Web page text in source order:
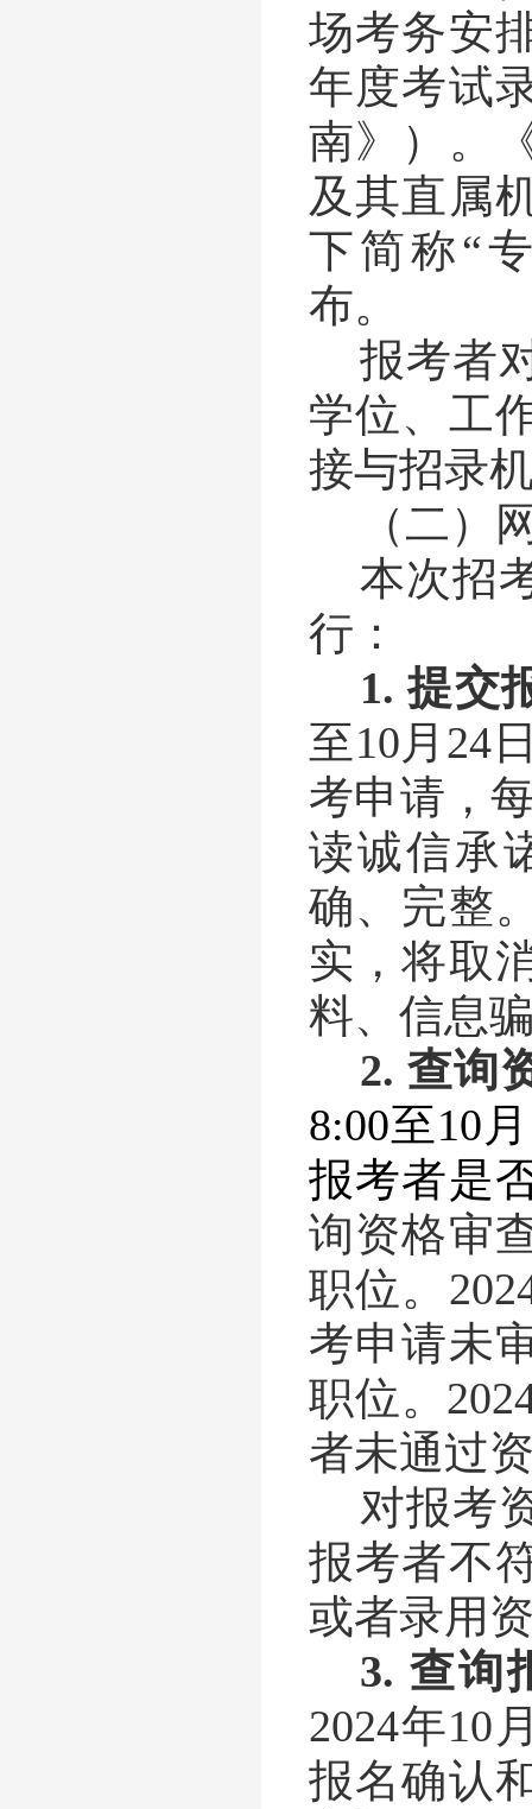
场考务安
年度考试
南》）。
及其直属
下简称“
布。
报考者
学位、工
接与招录
（二）
本次招
行：
1.提交
至10月 24
考申请，
读诚信承
确、完整
实，将取
料、信息
2. 查询
8:00至10 月
报考者是
询资格审
职位。
考申请未
职位。
者未通过
对报考
报考者不
或者录用
3. 查询
2024年10
报名确认